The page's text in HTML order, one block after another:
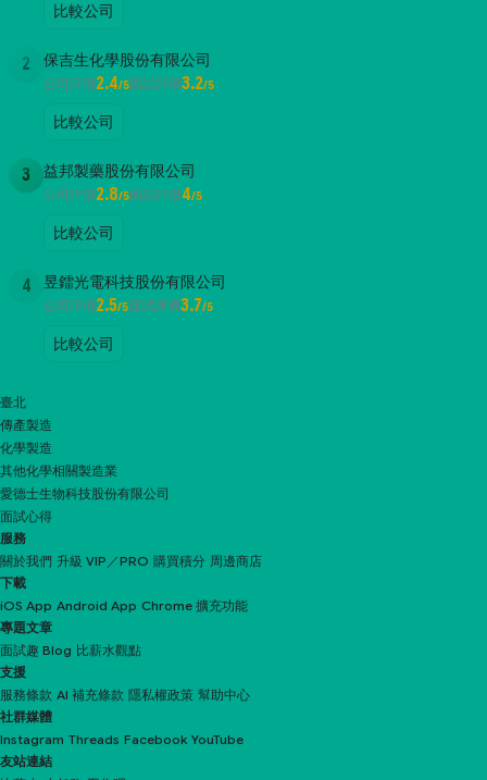
比較公司
2 保吉生化學股份有限公司
公司評價2.4/5面試評價3.2/5
比較公司
3 益邦製藥股份有限公司
公司評價2.8/5面試評價4/5
比較公司
4 昱鐳光電科技股份有限公司
公司評價2.5/5面試評價3.7/5
比較公司
臺北
傳產製造
化學製造
其他化學相關製造業
愛德士生物科技股份有限公司
面試心得
服務
關於我們 升級 VIP／PRO 購買積分 周邊商店
下載
iOS App Android App Chrome 擴充功能
專題文章
面試趣 Blog 比薪水觀點
支援
服務條款 AI 補充條款 隱私權政策 幫助中心
社群媒體
Instagram Threads Facebook YouTube
友站連結